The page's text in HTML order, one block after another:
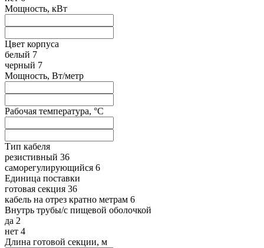
Мощность, кВт
Цвет корпуса
белый 7
черный 7
Мощность, Вт/метр
Рабочая температура, °C
Тип кабеля
резистивный 36
саморегулирующийся 6
Единица поставки
готовая секция 36
кабель на отрез кратно метрам 6
Внутрь трубы/с пищевой оболочкой
да 2
нет 4
Длина готовой секции, м